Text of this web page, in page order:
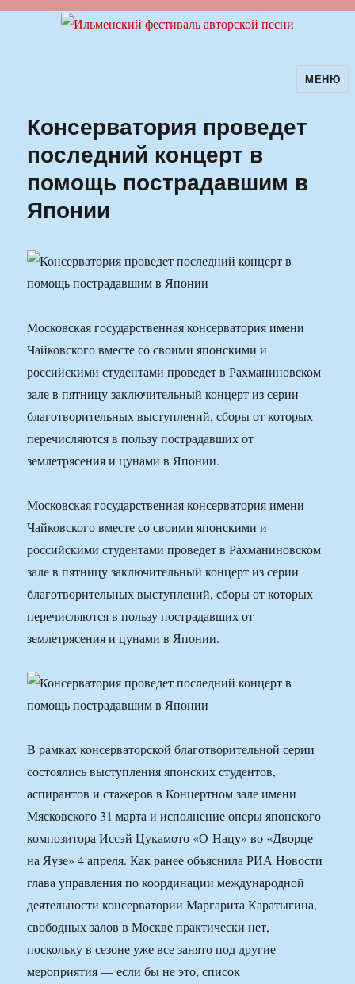
Ильменский фестиваль авторскойМЕНЮ
Консерватория проведет
последний концерт в
помощь пострадавшим в
Японии
Московская государственная консерватория имени
Чайковского вместе со своими японскими и
российскими студентами проведет в Рахманиновском
зале в пятницу заключительный концерт из серии
благотворительных выступлений, сборы от которых
перечисляются в пользу пострадавших от
землетрясения и цунами в Японии.
Московская государственная консерватория имени
Чайковского вместе со своими японскими и
российскими студентами проведет в Рахманиновском
зале в пятницу заключительный концерт из серии
благотворительных выступлений, сборы от которых
перечисляются в пользу пострадавших от
землетрясения и цунами в Японии.
В рамках консерваторской благотворительной серии
состоялись выступления японских студентов,
аспирантов и стажеров в Концертном зале имени
Мясковского 31 марта и исполнение оперы японского
композитора Иссэй Цукамото «О-Нацу» во «Дворце
на Яузе» 4 апреля. Как ранее объяснила РИА Новости
глава управления по координации международной
деятельности консерватории Маргарита Каратыгина,
свободных залов в Москве практически нет,
поскольку в сезоне уже все занято под другие
мероприятия — если бы не это, список